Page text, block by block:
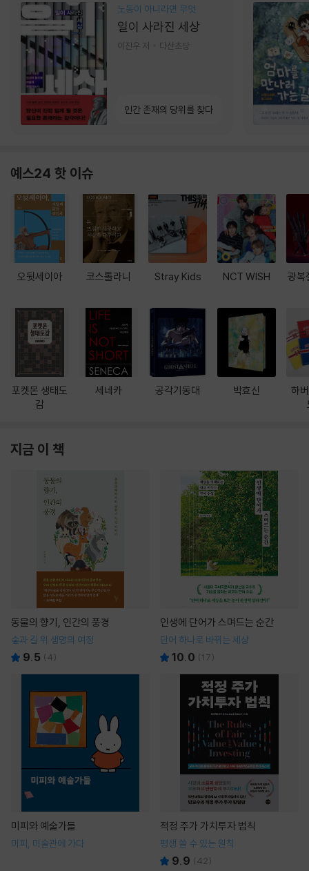
노동이 아니라면 무엇
일이 사라진 세상
이진우 저 다산초당
인간 존재의 당위를 찾다
예스24 핫 이슈
오뒷세이아
포켓몬 생태도
감
코스톨라니
세네카
Stray Kids
공각기동대
NCT WISH
박효신
광복
하
지금 이 책
동물의 향기, 인간의 풍경
숲과 길 위 생명의 여정
9.5 (4)
인생에 단어가 스며드는 순간
단어 하나로 바뀌는 세상
10.0 (17)
미피와 예술가들
미피, 미술관에 가다
적정 주가 가치투자 법칙
평생 쓸 수 있는 원칙
9.9 (42)